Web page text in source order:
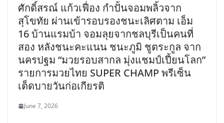
ศักดิ์สรณ์ แก้วเฟื่อง กำปั้นจอมพลิ้วจาก
สุโขทัย ผ่านเข้ารอบรองชนะเลิศตาม เอ็ม
16 บ้านแรมบ้า จอมลุยจากชลบุรีเป็นคนที่
สอง หลังชนะคะแนน ชนะภูมิ ชูตระกูล จาก
นครปฐม “มวยรอบสากล มุ่งแชมป์เปี้ยนโลก”
รายการมวยไทย SUPER CHAMP พรีเซ็น
เต็ดบายวันก่อเกียรติ
June 7, 2026